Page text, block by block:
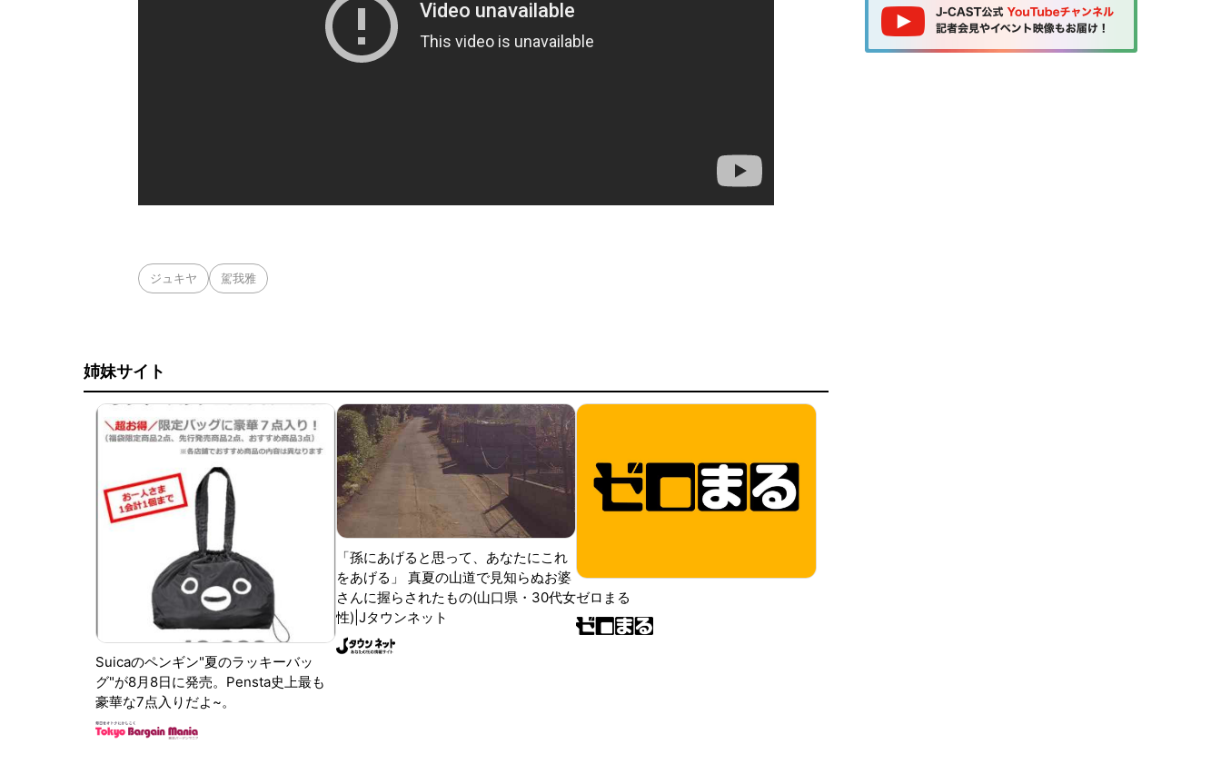
ジュキヤ 駕我雅
姉妹サイト
Suicaのペンギン"夏のラッキーバッ
グ"が8月8日に発売。Pensta史上最も
豪華な7点入りだよ~。
「孫にあげると思って、あなたにこれ
をあげる」 真夏の山道で見知らぬお婆
さんに握らされたもの(山口県・30代女
性)|Jタウンネット
ゼロまる